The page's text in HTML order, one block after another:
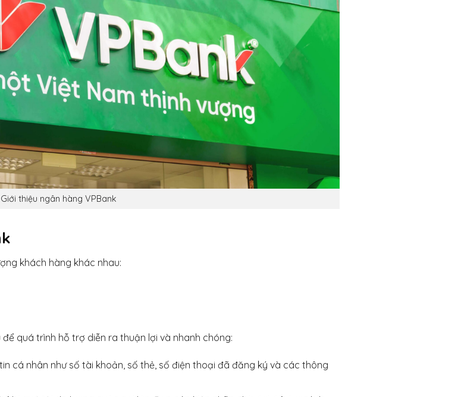
Giới thiệu ngân hàng VPBank
khách hàng khác nhau:
quá trình hỗ trợ diễn ra thuận lợi và nhanh chóng:
cá nhân như số tài khoản, số thẻ, số điện thoại đã đăng ký và các thông